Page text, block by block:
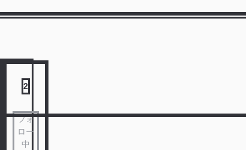
2
フォ
ロー
中